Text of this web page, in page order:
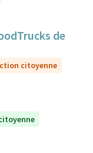
de
citoyenne